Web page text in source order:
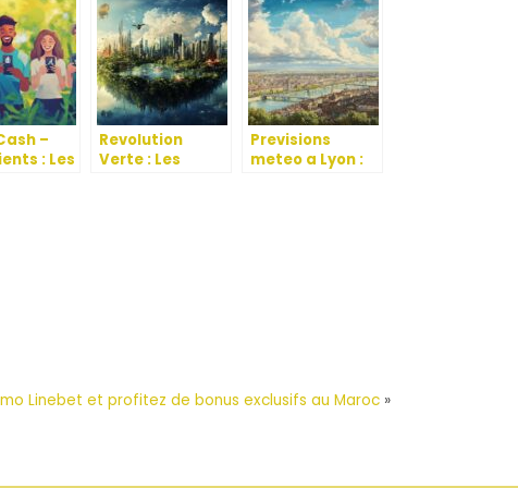
–
: Les
Revolution
Verte : Les
Previsions
meteo a Lyon :
Linebet et profitez de bonus exclusifs au Maroc »